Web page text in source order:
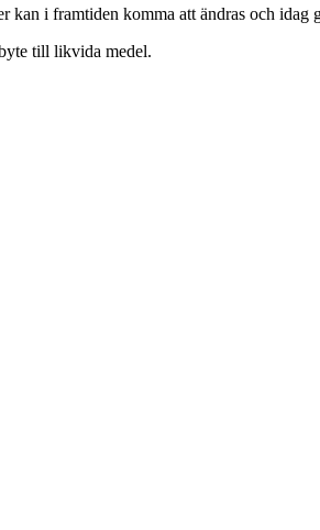
kan i framtiden komma att ändras och
till likvida medel.